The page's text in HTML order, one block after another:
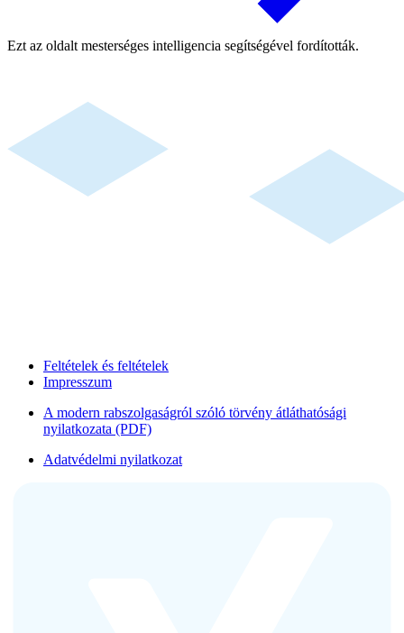
Ezt az oldalt mesterséges intelligencia segítségével fordították.
Feltételek és feltételek
Impresszum
A modern rabszolgaságról szóló törvény átláthatósági
nyilatkozata (PDF)
Adatvédelmi nyilatkozat